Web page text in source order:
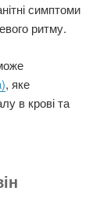
симптоми
ритму.
, яке
в крові та